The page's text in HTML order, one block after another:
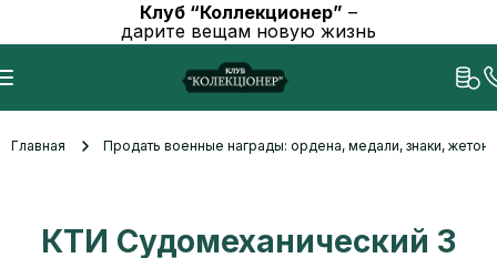
Клуб “Коллекционер” –
дарите вещам новую жизнь
Главная Продать военные награды: ордена, медали, знаки,
КТИ Судомеханический 3